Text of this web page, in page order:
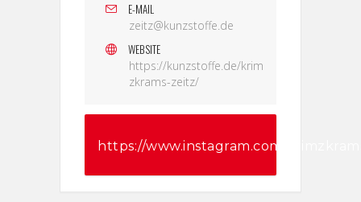
E-MAIL
zeitz@kunzstoffe.de
WEBSITE
https://kunzstoffe.de/krim
zkrams-zeitz/
https://www.instagram.com/